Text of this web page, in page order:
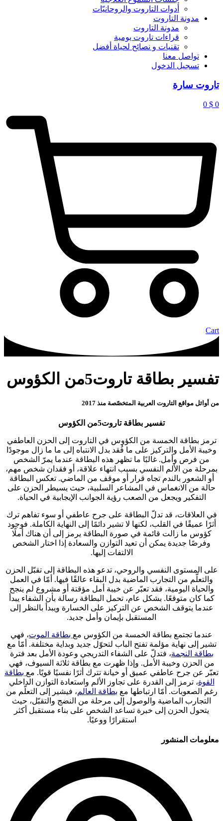
أدوات التاروت والروحانيّات
مدونة التاروت
مدونة التاروت
قراءات تاروت يومية
تقنيات و نصائح لحياة أفضل
تواصل معنا
تسجيل الدخول
تاروت سارة
$ 0
0
Cart
تفسير بطاقة تاروت5من الكؤوس
من أوائل مواقع التاروت العربية المتخصّصة منذ 2017
تفسير بطاقة تاروت5من الكؤوس
ترمز بطاقة الخمسة من الكؤوس في التاروت إلى الحزن العاطفي
وخيبة الأمل والتركيز على ما فُقد بدل الانتباه إلى ما ما زال موجودًا
من فرص وأمل. غالبًا ما تظهر هذه البطاقة عندما يمرّ الشخص
بمرحلة من الألم النفسي بسبب انتهاء علاقة، أو فقدان شخص مهم،
أو الشعور بالندم تجاه قرار أو موقف من الماضي. تعكس البطاقة
حالة من الانغماس في المشاعر السلبية، حيث يسيطر الحزن على
التفكير ويجعل من الصعب رؤية الجوانب الإيجابية في الحياة.
في العلاقات، قد تدلّ البطاقة على جرح عاطفي أو سوء تفاهم ترك
أثرًا عميقًا في القلب، لكنها لا تشير دائمًا إلى النهاية الكاملة. فوجود
كؤوس ما زالت قائمة في صورة البطاقة يرمز إلى أن هناك أملًا
وفرصًا جديدة يمكن أن تعيد التوازن والسعادة إذا اختار الشخص
الالتفات إليها.
على المستوى النفسي والروحي، تدعو هذه البطاقة إلى تقبّل الحزن
والتعلّم من التجارب الماضية بدل البقاء عالقًا فيها. أمّا في العمل
والحياة اليومية، فقد تعبّر عن خيبة أمل مؤقتة أو مشروع لم ينجح
كما كان متوقعًا. بشكل عام، تحمل البطاقة رسالة بأن الشفاء يبدأ
عندما يتوقف الشخص عن التركيز على الخسارة ويبدأ بالنظر إلى
المستقبل بإيمان وأمل جديد.
عندما تجتمع بطاقة الخمسة من الكؤوس مع بطاقة الموت، فهي
تشير إلى نهاية مؤلمة تفتح الباب لتحوّل جديد وبداية مختلفة. أمّا مع
بطاقة النجمة، فتدلّ على الشفاء التدريجي وعودة الأمل بعد فترة
من الحزن وخيبة الأمل. وإذا ظهرت مع بطاقة ثلاثة السيوف، فهي
تعبّر عن جرح عاطفي عميق أو خيانة تترك أثرًا نفسيًا قويًا. مع بطاقة
القوة، ترمز إلى القدرة على تجاوز الألم واستعادة التوازن الداخلي
رغم الصعوبات. أمّا ارتباطها مع بطاقة العالم، فيشير إلى التعلّم من
التجارب الماضية والوصول إلى مرحلة من النضج والتقبّل، حيث
يتحول الحزن إلى خبرة تساعد الشخص على بناء مستقبل أكثر
استقرارًا ووعيًا.
معلومات المنشور